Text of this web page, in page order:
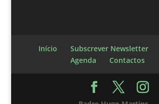
Início Subscrever Newsletter
Agenda
Contactos